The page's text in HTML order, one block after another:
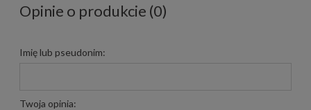
Opinie o produkcie (0)
Imię lub pseudonim:
Twoja opinia: